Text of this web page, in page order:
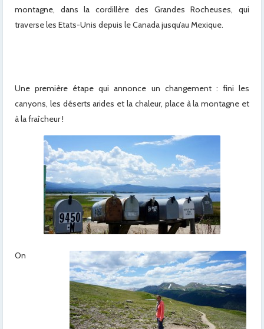
montagne, dans la cordillère des Grandes Rocheuses, qui
traverse les Etats-Unis depuis le Canada jusqu’au Mexique.
Une première étape qui annonce un changement : fini les
canyons, les déserts arides et la chaleur, place à la montagne et
à la fraîcheur !
On